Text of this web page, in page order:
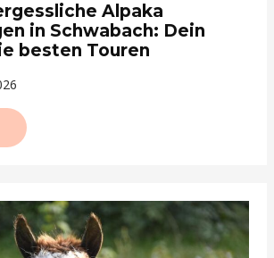
Alpaka
in Schwabach: Dein
besten Touren